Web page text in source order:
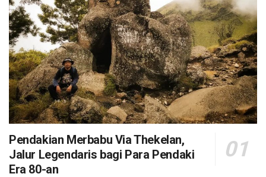
Pendakian Merbabu Via Thekelan,
Jalur Legendaris bagi Para Pendaki
Era 80-an